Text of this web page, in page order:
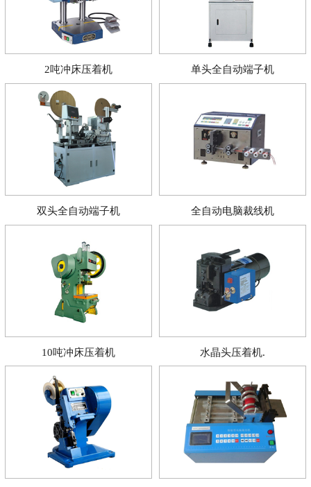
2吨冲床压着机 单头全自动端子机
双头全自动端子机 全自动电脑裁线机
10吨冲床压着机 水晶头压着机.